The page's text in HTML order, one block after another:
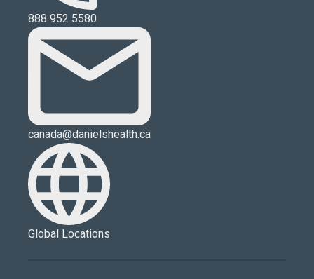
888 952 5580
canada@danielshealth.ca
Global Locations